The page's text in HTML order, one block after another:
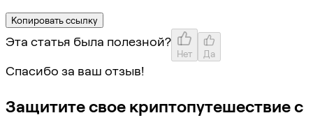
Копировать ссылку
Эта статья была полезной?
Нет Да
Спасибо за ваш отзыв!
Защитите свое криптопутешествие с